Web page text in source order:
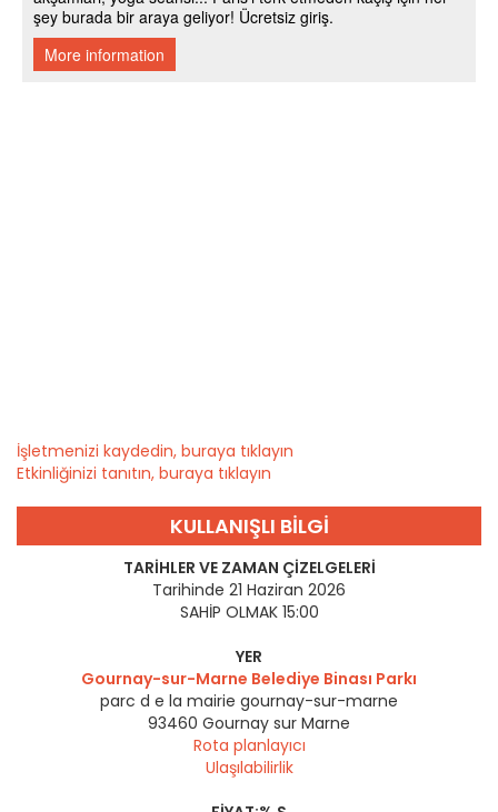
İşletmenizi kaydedin, buraya tıklayın
Etkinliğinizi tanıtın, buraya tıklayın
KULLANIŞLI BILGI
TARIHLER VE ZAMAN ÇIZELGELERI
Tarihinde 21 Haziran 2026
SAHİP OLMAK 15:00
YER
Gournay-sur-Marne Belediye Binası Parkı
parc d e la mairie gournay-sur-marne
93460 Gournay sur Marne
Rota planlayıcı
Ulaşılabilirlik